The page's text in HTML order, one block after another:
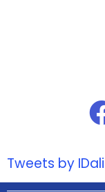
Tweets by